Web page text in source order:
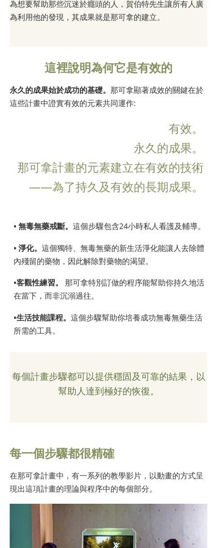
為想要幫助那些沉迷於癮頭的人，賀伯特先生讓所有人廣
為利用他的發現，其成果就是那可拿的建立。
這裡說明為何它是有效的
永久的成果始於成功的基礎。 那可拿顯著成效的關鍵在於
這些計畫中證實有效的元素共同運作:
有效。
永久的成果。
那可拿計畫的元素建立在有效的技術
——為了持久及有效的長期成果。
• 無毒無藥戒斷。這個步驟包含24小時私人看護及輔導。
• 淨化。這個獨特、無毒無藥的新生活淨化能讓人去除體
內殘留的藥物，因此解除對藥物的渴望。
•客觀性練習。
那可拿特別訂做的程序能幫助你持久地活
在當下，而非沉溺過往。
•生活技能課程。這個步驟幫助你培養成功無毒無藥生活
所需的工具。
每個計畫步驟都可以提供穩固及可靠的結果，以
幫助人達到極好的恢復。
每一個步驟都很精確
在那可拿計畫中，有一系列的教學影片，以動畫的方式呈
現出這項計畫的理論與程序中的每個部分。